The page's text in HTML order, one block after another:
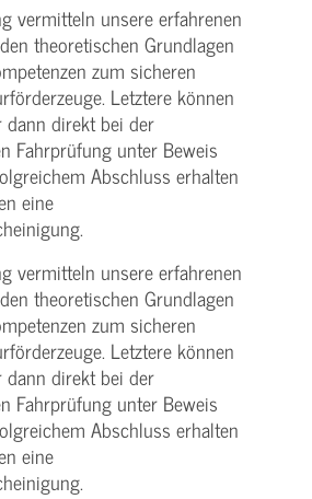
vermitteln unsere erfahrenen
theoretischen Grundlagen
zum sicheren
Letztere können
dann direkt bei der
Fahrprüfung unter Beweis
Abschluss erhalten
eine
vermitteln unsere erfahrenen
theoretischen Grundlagen
zum sicheren
Letztere können
dann direkt bei der
Fahrprüfung unter Beweis
Abschluss erhalten
eine